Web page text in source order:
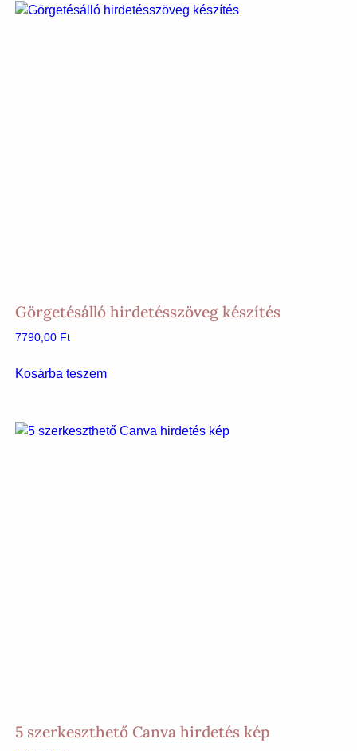
Görgetésálló hirdetésszöveg készítés
7790,00 Ft
Kosárba teszem
5 szerkeszthető Canva hirdetés kép